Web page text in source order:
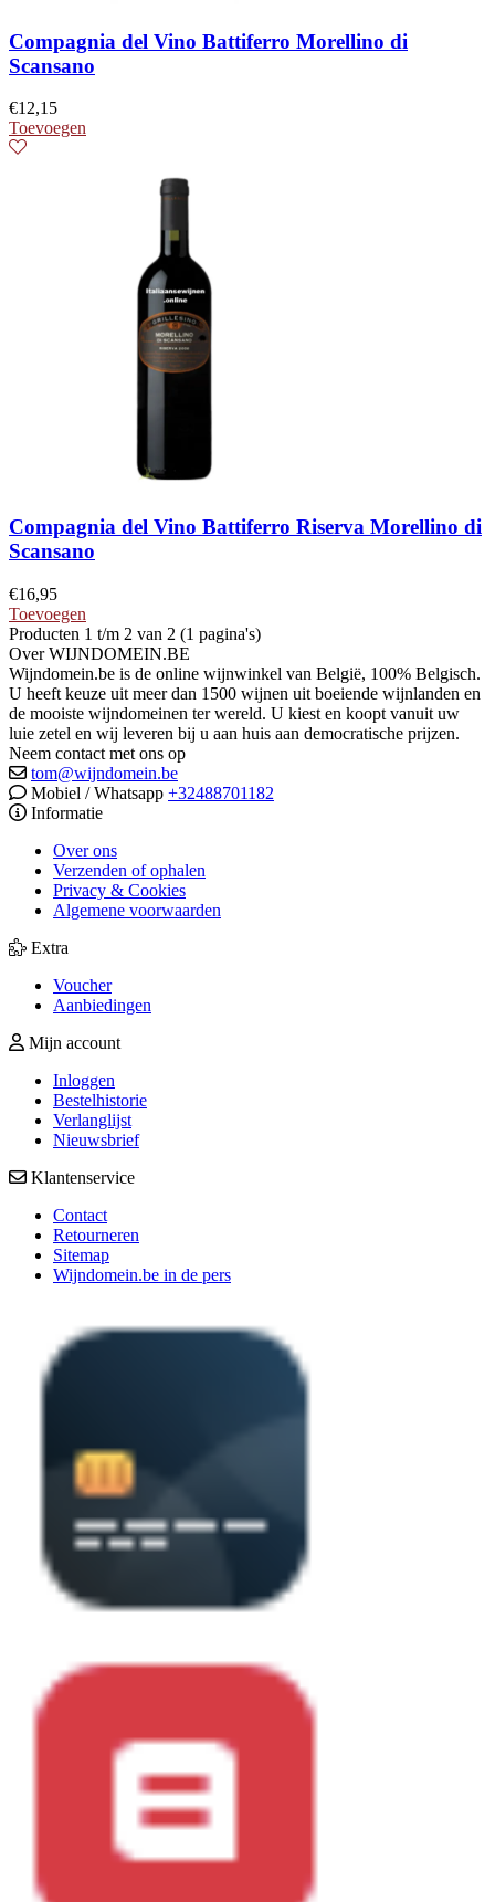
Compagnia del Vino Battiferro Morellino di
Scansano
€12,15
Toevoegen
Compagnia del Vino Battiferro Riserva Morellino di
Scansano
€16,95
Toevoegen
Producten 1 t/m 2 van 2 (1 pagina's)
Over WIJNDOMEIN.BE
Wijndomein.be is de online wijnwinkel van België, 100% Belgisch.
U heeft keuze uit meer dan 1500 wijnen uit boeiende wijnlanden en
de mooiste wijndomeinen ter wereld. U kiest en koopt vanuit uw
luie zetel en wij leveren bij u aan huis aan democratische prijzen.
Neem contact met ons op
tom@wijndomein.be
Mobiel / Whatsapp +32488701182
Informatie
Over ons
Verzenden of ophalen
Privacy & Cookies
Algemene voorwaarden
Extra
Voucher
Aanbiedingen
Mijn account
Inloggen
Bestelhistorie
Verlanglijst
Nieuwsbrief
Klantenservice
Contact
Retourneren
Sitemap
Wijndomein.be in de pers